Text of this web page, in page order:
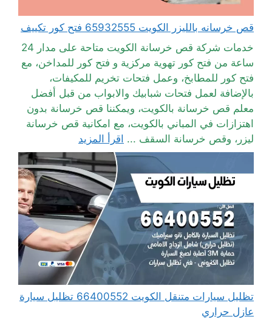
قص خرسانه بالليزر الكويت 65932555 فتح كور تكييف
خدمات شركة قص خرسانة الكويت متاحة على مدار 24
ساعة من فتح كور تهوية مركزية و فتح كور للمداخن، مع
فتح كور للمطابخ، وعمل فتحات تخريم للمكيفات،
بالإضافة لعمل فتحات شبابيك والابواب من قبل أفضل
معلم قص خرسانة بالكويت، ويمكننا قص خرسانة بدون
اهتزازات في المباني بالكويت، مع امكانية قص خرسانة
ليزر، وقص خرسانة السقف ... اقرأ المزيد
تظليل سيارات متنقل الكويت 66400552 تظليل سيارة
عازل حراري